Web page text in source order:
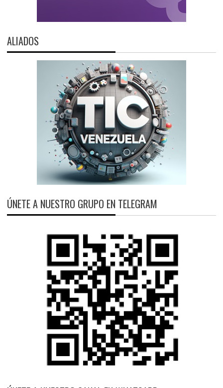
ALIADOS
ÚNETE A NUESTRO GRUPO EN TELEGRAM